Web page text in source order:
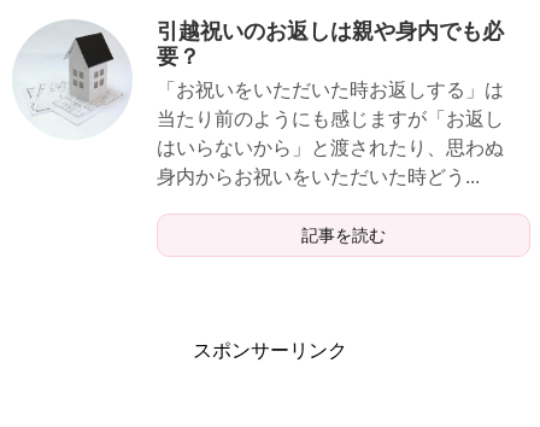
引越祝いのお返しは親や身内でも必
要？
「お祝いをいただいた時お返しする」は
当たり前のようにも感じますが「お返し
はいらないから」と渡されたり、思わぬ
身内からお祝いをいただいた時どう...
記事を読む
スポンサーリンク